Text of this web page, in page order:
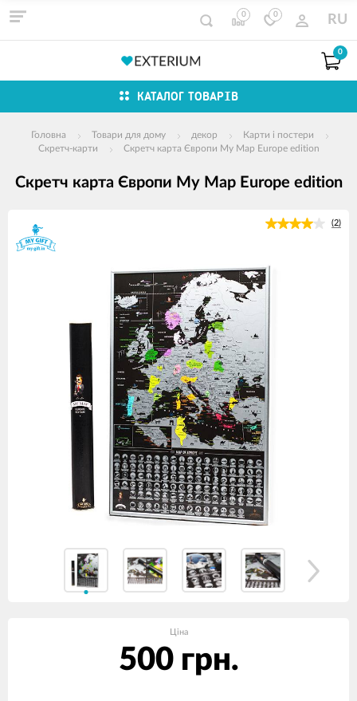
0 0 RU
0
КАТАЛОГ ТОВАРІВ
Головна Товари для дому декор
Карти і постери
Скретч-карти
Скретч карта Європи My Map Europe edition
Скретч карта Європи My Map Europe edition
зображення
продуктів
(2)
Ціна
500 грн.